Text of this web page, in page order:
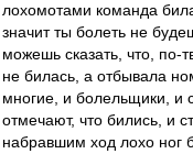
лохомотами команда
значит ты болеть не
можешь сказать, что, по-
не билась, а отбывала
многие, и болельщики, и
отмечают, что бились, и
набравшим ход лохо ног